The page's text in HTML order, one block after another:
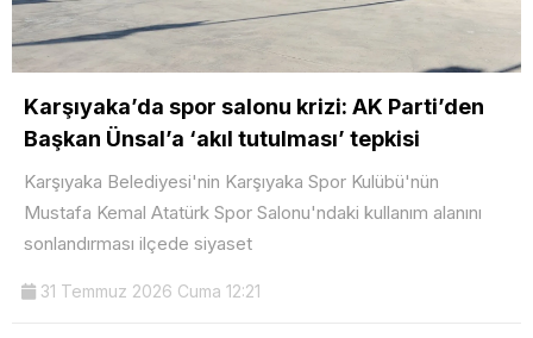
Karşıyaka’da spor salonu krizi: AK Parti’den
Başkan Ünsal’a ‘akıl tutulması’ tepkisi
Karşıyaka Belediyesi'nin Karşıyaka Spor Kulübü'nün
Mustafa Kemal Atatürk Spor Salonu'ndaki kullanım alanını
sonlandırması ilçede siyaset
31 Temmuz 2026 Cuma 12:21